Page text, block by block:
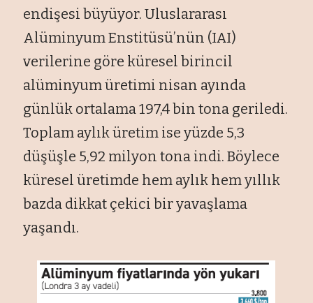
endişesi büyüyor. Uluslararası
Alüminyum Enstitüsü’nün (IAI)
verilerine göre küresel birincil
alüminyum üretimi nisan ayında
günlük ortalama 197,4 bin tona geriledi.
Toplam aylık üretim ise yüzde 5,3
düşüşle 5,92 milyon tona indi. Böylece
küresel üretimde hem aylık hem yıllık
bazda dikkat çekici bir yavaşlama
yaşandı.